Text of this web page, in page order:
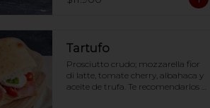
Tartufo
Prosciutto crudo; mozzarella fior
di latte, tomate cherry, albahaca y
aceite de trufa. Te recomendarlos